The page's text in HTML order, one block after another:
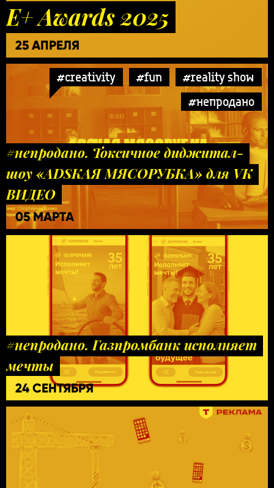
E+ Awards 2025
25 АПРЕЛЯ
#creativity #fun
#reality show
#непродано
#непродано. Токсичное диджитал-
шоу «ADSКАЯ МЯСОРУБКА» для VK
ВИДЕО
05 МАРТА
#непродано. Газпромбанк исполняет
мечты
24 СЕНТЯБРЯ